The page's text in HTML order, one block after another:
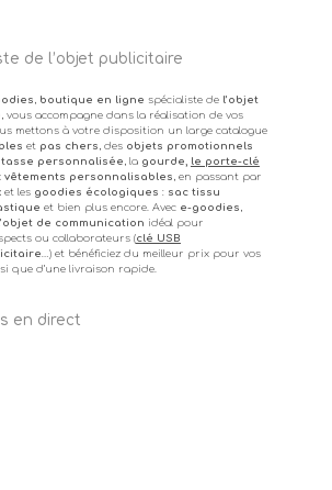
de l’objet publicitaire
, boutique en ligne spécialiste de l’objet
, vous accompagne dans la réalisation de vos
mettons à votre disposition un large catalogue
et pas chers , des objets promotionnels
tasse personnalisée , la gourde, le porte-clé
vêtements personnalisables , en passant par
et les goodies écologiques : sac tissu
et bien plus encore. Avec e-goodies ,
de communication idéal pour
ou collaborateurs (clé USB
…) et bénéficiez du meilleur prix pour vos
que d’une livraison rapide.
en direct